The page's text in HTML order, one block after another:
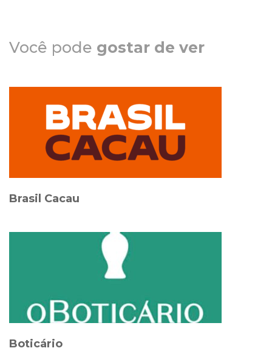
Você pode gostar de ver
Brasil Cacau
Boticário